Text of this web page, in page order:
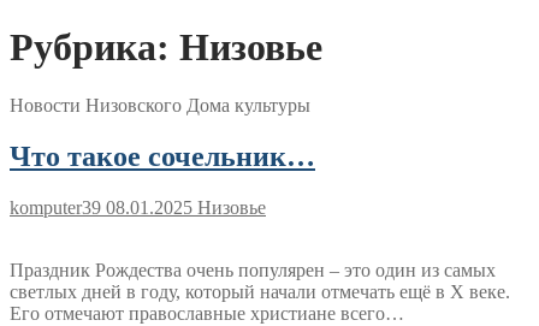
Рубрика: Низовье
Новости Низовского Дома культуры
Что такое сочельник…
komputer39 08.01.2025 Низовье
Праздник Рождества очень популярен – это один из самых
светлых дней в году, который начали отмечать ещё в X веке.
Его отмечают православные христиане всего…